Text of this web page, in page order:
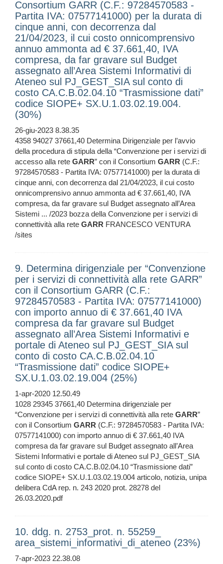
Consortium GARR (C.F.: 97284570583 -
Partita IVA: 07577141000) per la durata di
cinque anni, con decorrenza dal
21/04/2023, il cui costo onnicomprensivo
annuo ammonta ad € 37.661,40, IVA
compresa, da far gravare sul Budget
assegnato all’Area Sistemi Informativi di
Ateneo sul PJ_GEST_SIA sul conto di
costo CA.C.B.02.04.10 “Trasmissione dati”
codice SIOPE+ SX.U.1.03.02.19.004.
(30%)
26-giu-2023 8.38.35
4358 94027 37661,40 Determina Dirigenziale per l’avvio
della procedura di stipula della “Convenzione per i servizi di
accesso alla rete GARR” con il Consortium GARR (C.F.:
97284570583 - Partita IVA: 07577141000) per la durata di
cinque anni, con decorrenza dal 21/04/2023, il cui costo
onnicomprensivo annuo ammonta ad € 37.661,40, IVA
compresa, da far gravare sul Budget assegnato all’Area
Sistemi ... /2023 bozza della Convenzione per i servizi di
connettività alla rete GARR FRANCESCO VENTURA
/sites
9. Determina dirigenziale per “Convenzione
per i servizi di connettività alla rete GARR”
con il Consortium GARR (C.F.:
97284570583 - Partita IVA: 07577141000)
con importo annuo di € 37.661,40 IVA
compresa da far gravare sul Budget
assegnato all’Area Sistemi Informativi e
portale di Ateneo sul PJ_GEST_SIA sul
conto di costo CA.C.B.02.04.10
“Trasmissione dati” codice SIOPE+
SX.U.1.03.02.19.004 (25%)
1-apr-2020 12.50.49
1028 29345 37661,40 Determina dirigenziale per
“Convenzione per i servizi di connettività alla rete GARR”
con il Consortium GARR (C.F.: 97284570583 - Partita IVA:
07577141000) con importo annuo di € 37.661,40 IVA
compresa da far gravare sul Budget assegnato all’Area
Sistemi Informativi e portale di Ateneo sul PJ_GEST_SIA
sul conto di costo CA.C.B.02.04.10 “Trasmissione dati”
codice SIOPE+ SX.U.1.03.02.19.004 articolo, notizia, unipa
delibera CdA rep. n. 243 2020 prot. 28278 del
26.03.2020.pdf
10. ddg. n. 2753_prot. n. 55259_
area_sistemi_informativi_di_ateneo (23%)
7-apr-2023 22.38.08